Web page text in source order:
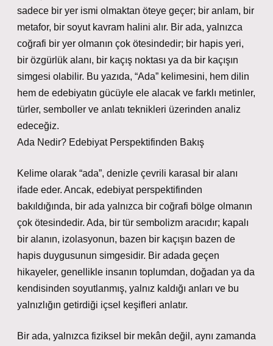
sadece bir yer ismi olmaktan öteye geçer; bir anlam, bir
metafor, bir soyut kavram halini alır. Bir ada, yalnızca
coğrafi bir yer olmanın çok ötesindedir; bir hapis yeri,
bir özgürlük alanı, bir kaçış noktası ya da bir kaçışın
simgesi olabilir. Bu yazıda, “Ada” kelimesini, hem dilin
hem de edebiyatın gücüyle ele alacak ve farklı metinler,
türler, semboller ve anlatı teknikleri üzerinden analiz
edeceğiz.
Ada Nedir? Edebiyat Perspektifinden Bakış
Kelime olarak “ada”, denizle çevrili karasal bir alanı
ifade eder. Ancak, edebiyat perspektifinden
bakıldığında, bir ada yalnızca bir coğrafi bölge olmanın
çok ötesindedir. Ada, bir tür sembolizm aracıdır; kapalı
bir alanın, izolasyonun, bazen bir kaçışın bazen de
hapis duygusunun simgesidir. Bir adada geçen
hikayeler, genellikle insanın toplumdan, doğadan ya da
kendisinden soyutlanmış, yalnız kaldığı anları ve bu
yalnızlığın getirdiği içsel keşifleri anlatır.
Bir ada, yalnızca fiziksel bir mekân değil, aynı zamanda